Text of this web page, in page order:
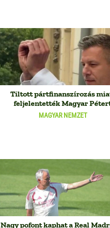
MAGYAR NEMZET
Tiltott pártfinanszírozás
feljelentették Magyar
Nagy pofont kaphat a Real